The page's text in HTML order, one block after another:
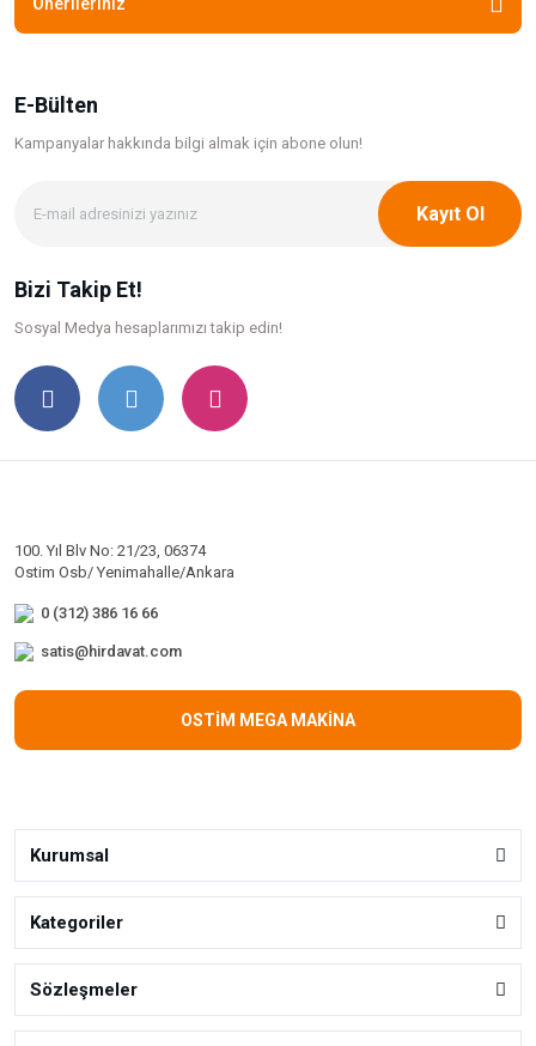
E-Bülten
Kampanyalar hakkında bilgi almak için abone olun!
Kayıt Ol
Bizi Takip Et!
Sosyal Medya hesaplarımızı takip edin!
100. Yıl Blv No: 21/23, 06374
Ostim Osb/ Yenimahalle/Ankara
0 (312) 386 16 66
satis@hirdavat.com
OSTİM MEGA MAKİNA
Kurumsal
Kategoriler
Sözleşmeler